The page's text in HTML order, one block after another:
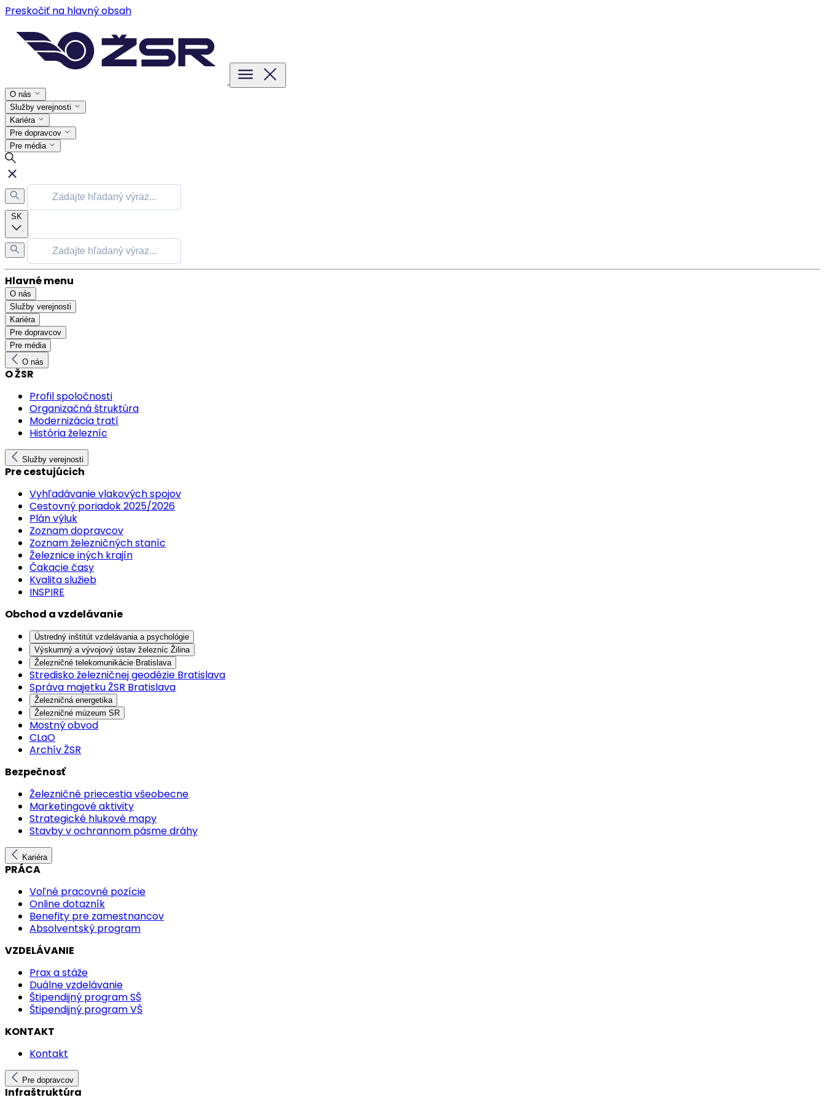
Preskočiť na hlavný obsah
O nás
Služby verejnosti
Kariéra
Pre dopravcov
Pre média
SK
Hlavné menu
O nás
Služby verejnosti
Kariéra
Pre dopravcov
Pre média
O nás
O ŽSR
Profil spoločnosti
Organizačná štruktúra
Modernizácia tratí
História železníc
Služby verejnosti
Pre cestujúcich
Vyhľadávanie vlakových spojov
Cestovný poriadok 2025/2026
Plán výluk
Zoznam dopravcov
Zoznam železničných staníc
Železnice iných krajín
Čakacie časy
Kvalita služieb
INSPIRE
Obchod a vzdelávanie
Ústredný inštitút vzdelávania a psychológie
Výskumný a vývojový ústav železníc Žilina
Železničné telekomunikácie Bratislava
Stredisko železničnej geodézie Bratislava
Správa majetku ŽSR Bratislava
Železničná energetika
Železničné múzeum SR
Mostný obvod
CLaO
Archív ŽSR
Bezpečnosť
Železničné priecestia všeobecne
Marketingové aktivity
Strategické hlukové mapy
Stavby v ochrannom pásme dráhy
Kariéra
PRÁCA
Voľné pracovné pozície
Online dotazník
Benefity pre zamestnancov
Absolventský program
VZDELÁVANIE
Prax a stáže
Duálne vzdelávanie
Štipendijný program SŠ
Štipendijný program VŠ
KONTAKT
Kontakt
Pre dopravcov
Infraštruktúra